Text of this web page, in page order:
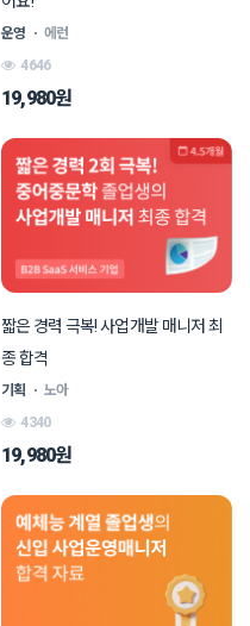
운영 ㆍ 에런
4646
19,980원
짧은 경력 극복! 사업개발 매니저 최
종 합격
기획 ㆍ 노아
4340
19,980원